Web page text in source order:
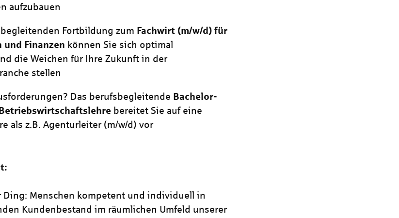
aufzubauen
Fortbildung zum Fachwirt (m/w/d) für
und Finanzen können Sie sich optimal
die Weichen für Ihre Zukunft in der
stellen
Das berufsbegleitende Bachelor-
bereitet Sie auf eine
als z.B. Agenturleiter (m/w/d) vor
Ding: Menschen kompetent und individuell in
Kundenbestand im räumlichen Umfeld unserer